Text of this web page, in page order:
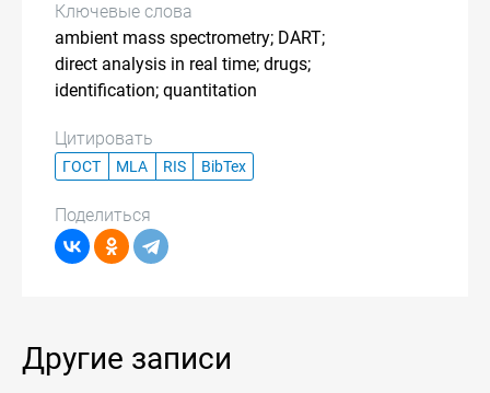
Ключевые слова
ambient mass spectrometry; DART;
direct analysis in real time; drugs;
identification; quantitation
Цитировать
ГОСТ MLA RIS BibTex
Поделиться
Другие записи